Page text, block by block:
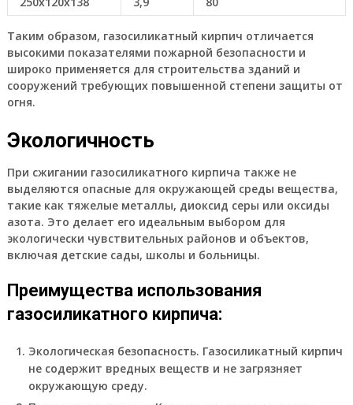
Таким образом, газосиликатный кирпич отличается
высокими показателями пожарной безопасности и
широко применяется для строительства зданий и
сооружений требующих повышенной степени защиты от
огня.
Экологичность
При сжигании газосиликатного кирпича также не
выделяются опасные для окружающей среды вещества,
такие как тяжелые металлы, диоксид серы или оксиды
азота. Это делает его идеальным выбором для
экологически чувствительных районов и объектов,
включая детские сады, школы и больницы.
Преимущества использования
газосиликатного кирпича:
Экологическая безопасность. Газосиликатный кирпич
не содержит вредных веществ и не загрязняет
окружающую среду.